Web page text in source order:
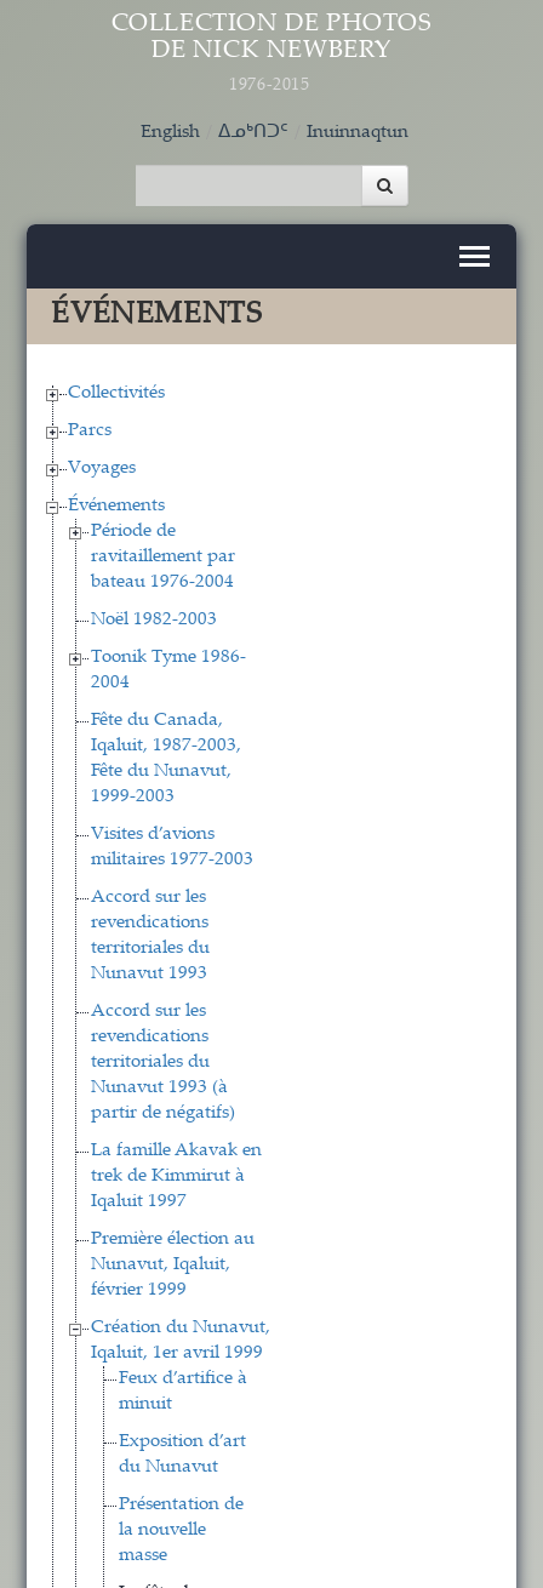
Aller au contenu principal
COLLECTION DE PHOTOS
DE NICK NEWBERY
1976-2015
English ᐃᓄᒃᑎᑐᑦ Inuinnaqtun
ÉVÉNEMENTS
Collectivités
Parcs
Voyages
Événements
Période de
ravitaillement par
bateau 1976-2004
Noël 1982-2003
Toonik Tyme 1986-
2004
Fête du Canada,
Iqaluit, 1987-2003,
Fête du Nunavut,
1999-2003
Visites d’avions
militaires 1977-2003
Accord sur les
revendications
territoriales du
Nunavut 1993
Accord sur les
revendications
territoriales du
Nunavut 1993 (à
partir de négatifs)
La famille Akavak en
trek de Kimmirut à
Iqaluit 1997
Première élection au
Nunavut, Iqaluit,
février 1999
Création du Nunavut,
Iqaluit, 1er avril 1999
Feux d’artifice à
minuit
Exposition d’art
du Nunavut
Présentation de
la nouvelle
masse